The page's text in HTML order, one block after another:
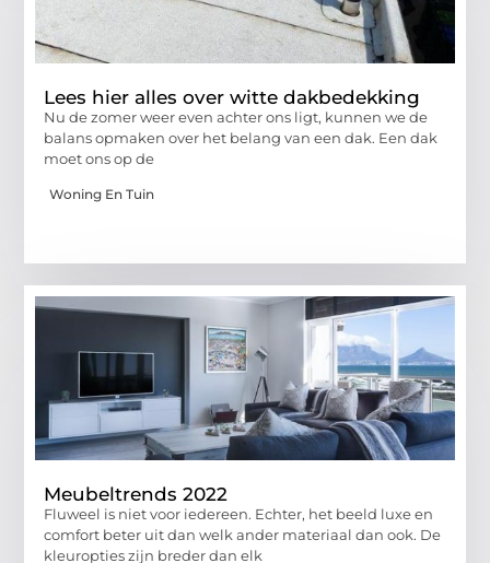
Lees hier alles over witte dakbedekking
Nu de zomer weer even achter ons ligt, kunnen we de
balans opmaken over het belang van een dak. Een dak
moet ons op de
Woning En Tuin
Meubeltrends 2022
Fluweel is niet voor iedereen. Echter, het beeld luxe en
comfort beter uit dan welk ander materiaal dan ook. De
kleuropties zijn breder dan elk